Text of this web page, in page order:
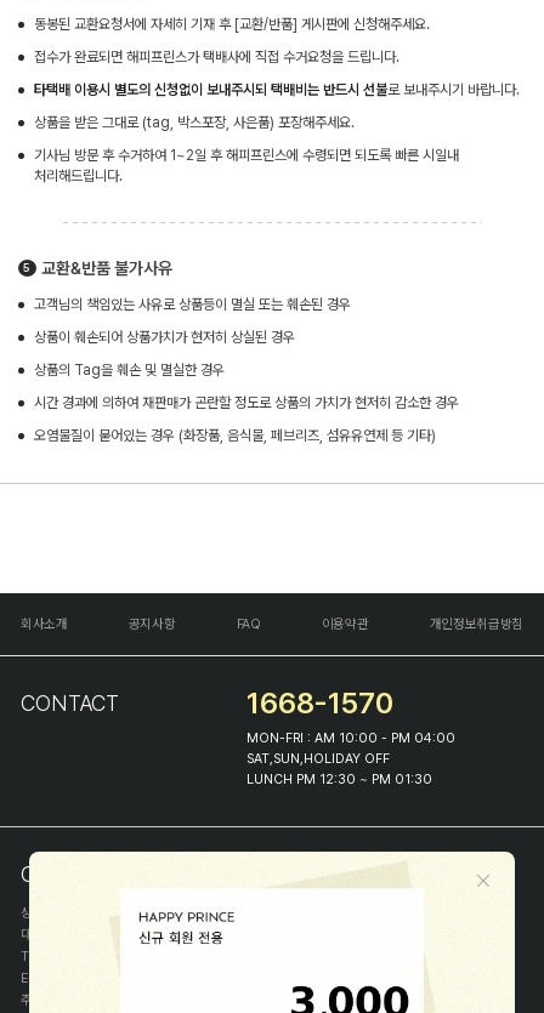
동봉된 교환요청서에 자세히 기재 후 [교환/반품] 게시판에 신청해주세요.
접수가 완료되면 해피프린스가 택배사에 직접 수거요청을 드립니다.
타택배 이용시 별도의 신청없이 보내주시되 택배비는 반드시 선불로 보내주시기 바랍니다.
상품을 받은 그대로 (tag, 박스포장, 사은품) 포장해주세요.
기사님 방문 후 수거하여 1~2일 후 해피프린스에 수령되면 되도록 빠른 시일내
처리해드립니다.
교환&반품 불가사유
고객님의 책임있는 사유로 상품등이 멸실 또는 훼손된 경우
상품이 훼손되어 상품가치가 현저히 상실된 경우
상품의 Tag을 훼손 및 멸실한 경우
시간 경과에 의하여 재판매가 곤란할 정도로 상품의 가치가 현저히 감소한 경우
오염물질이 묻어있는 경우 (화장품, 음식물, 페브리즈, 섬유유연제 등 기타)
회사소개 공지사항 FAQ 이용약관 개인정보취급방침
CONTACT 1668-1570
MON-FRI : AM 10:00 - PM 04:00
SAT,SUN,HOLIDAY OFF
LUNCH PM 12:30 ~ PM 01:30
COMPANY INFO
상호
(주)해피프린스
대표
이화진
TEL
E-MAIL
주소